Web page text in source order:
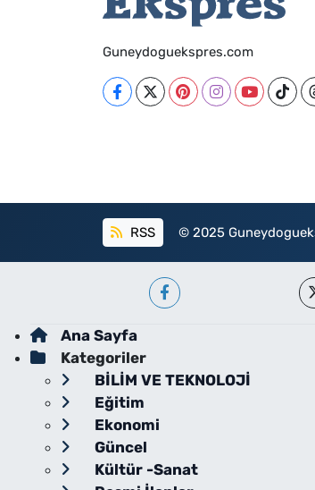
Guneydoguekspres.com
RSS © 2025
Ana Sayfa
Kategoriler
BİLİM VE TEKNOLOJİ
Eğitim
Ekonomi
Güncel
Kültür -Sanat